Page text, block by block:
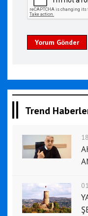
Yorum Gönder
Trend